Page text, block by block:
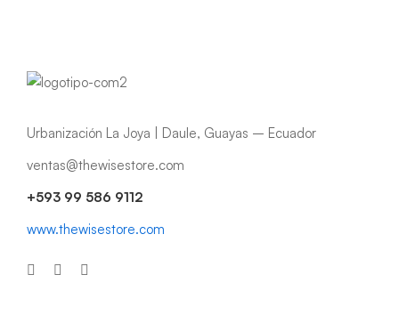
Urbanización La Joya | Daule, Guayas – Ecuador
ventas@thewisestore.com
+593 99 586 9112
www.thewisestore.com